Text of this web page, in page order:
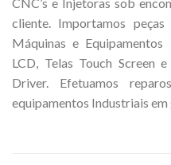
cliente. Importamos
Máquinas e
LCD, Telas Touch Screen
Driver. Efetuamos
equipamentos Industriais em